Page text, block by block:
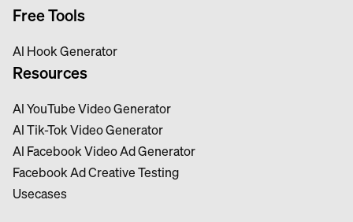
Free Tools
Al Hook Generator
Resources
Al YouTube Video Generator
Al Tik-Tok Video Generator
Al Facebook Video Ad Generator
Facebook Ad Creative Testing
Usecases